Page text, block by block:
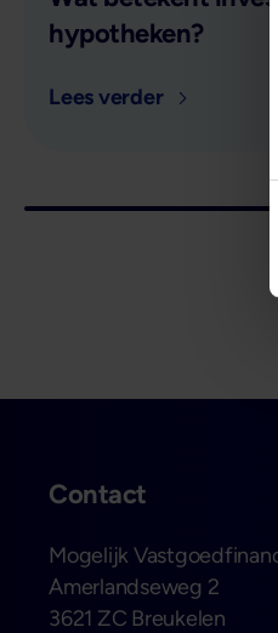
hypotheken?
Lees verder
Contact
Mogelijk
Amerlandseweg 2
3621 ZC Breukelen